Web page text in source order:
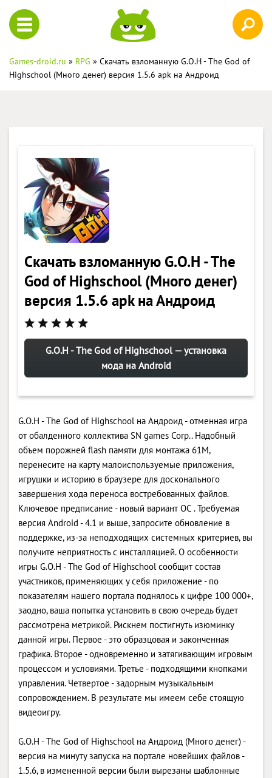
Games-droid.ru » RPG » Скачать взломанную G.O.H - The God of
Highschool (Много денег) версия 1.5.6 apk на Андроид
Скачать взломанную G.O.H - The
God of Highschool (Много денег)
версия 1.5.6 apk на Андроид
G.O.H - The God of Highschool — установка
мода на Android
G.O.H - The God of Highschool на Андроид - отменная игра
от обалденного коллектива SN games Corp.. Надобный
объем порожней flash памяти для монтажа 61M,
перенесите на карту малоиспользуемые приложения,
игрушки и историю в браузере для досконального
завершения хода переноса востребованных файлов.
Ключевое предписание - новый вариант ОС . Требуемая
версия Android - 4.1 и выше, запросите обновление в
поддержке, из-за неподходящих системных критериев, вы
получите неприятность с инсталляцией. О особенности
игры G.O.H - The God of Highschool сообщит состав
участников, применяющих у себя приложение - по
показателям нашего портала поднялось к цифре 100 000+,
заодно, ваша попытка установить в свою очередь будет
рассмотрена метрикой. Рискнем постигнуть изюминку
данной игры. Первое - это образцовая и законченная
графика. Второе - одновременно и затягивающим игровым
процессом и условиями. Третье - подходящими кнопками
управления. Четвертое - задорным музыкальным
сопровождением. В результате мы имеем себе стоящую
видеоигру.
G.O.H - The God of Highschool на Андроид (Много денег) -
версия на минуту запуска на портале новейших файлов -
1.5.6, в измененной версии были вырезаны шаблонные